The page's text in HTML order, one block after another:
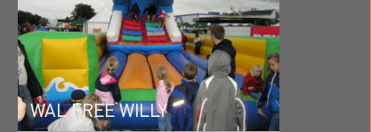
WAL FREE WILLY